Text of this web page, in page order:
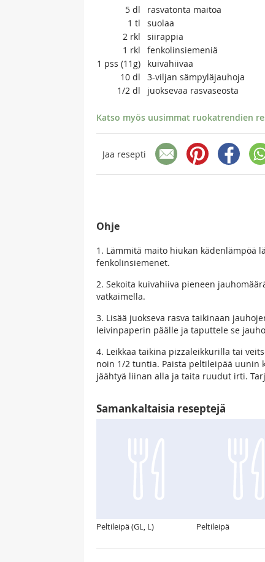
5 dl
rasvatonta maitoa
1 tl
suolaa
2 rkl
siirappia
1 rkl
fenkolinsiemeniä
1 pss (11g)
kuivahiivaa
10 dl
3-viljan sämpyläjauhoja
1/2 dl juoksevaa rasvaseosta
Katso myös uusimmat ruokatrendien
Jaa resepti
Ohje
1. Lämmitä maito hiukan kädenlämpöä
fenkolinsiemenet.
2. Sekoita kuivahiiva pieneen
vatkaimella.
3. Lisää juokseva rasva taikinaan
leivinpaperin päälle ja taputtele se
4. Leikkaa taikina pizzaleikkurilla tai
noin 1/2 tuntia. Paista peltileipää uunin
jäähtyä liinan alla ja taita ruudut irti.
Samankaltaisia reseptejä
Peltileipä (GL, L) Peltileipä